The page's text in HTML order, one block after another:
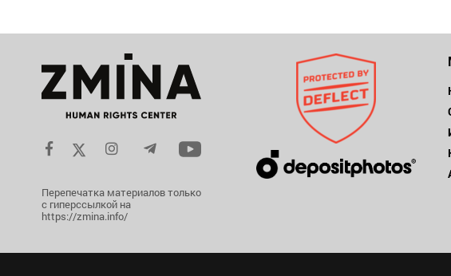
Перепечатка материалов только
с гиперссылкой на
https://zmina.info/